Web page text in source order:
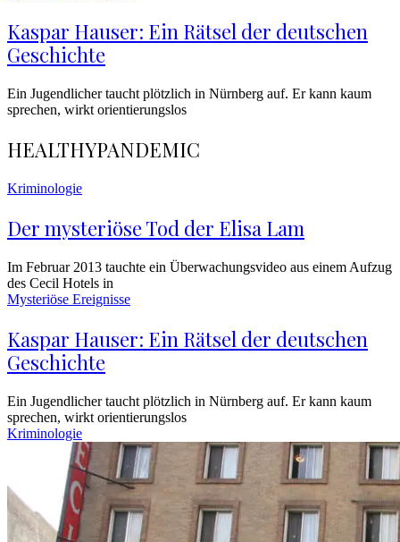
Kaspar Hauser: Ein Rätsel der deutschen
Geschichte
Ein Jugendlicher taucht plötzlich in Nürnberg auf. Er kann kaum
sprechen, wirkt orientierungslos
HEALTHYPANDEMIC
Kriminologie
Der mysteriöse Tod der Elisa Lam
Im Februar 2013 tauchte ein Überwachungsvideo aus einem Aufzug
des Cecil Hotels in
Mysteriöse Ereignisse
Kaspar Hauser: Ein Rätsel der deutschen
Geschichte
Ein Jugendlicher taucht plötzlich in Nürnberg auf. Er kann kaum
sprechen, wirkt orientierungslos
Kriminologie